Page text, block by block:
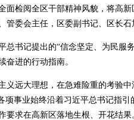
面检阅全区干部精神风貌，将高
管委会主任，区委副书记、区长
总书记提出的“信念坚定、为民服
奋进的行动指南。
义远大理想，在急难险重的考验
项事业始终沿着习近平总书记指
要求在高新区落地生根、开花结果